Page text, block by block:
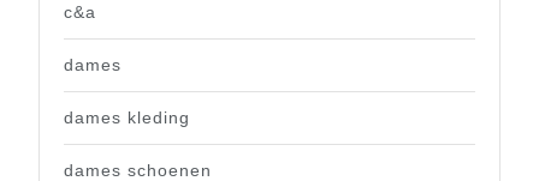
c&a
dames
dames kleding
dames schoenen